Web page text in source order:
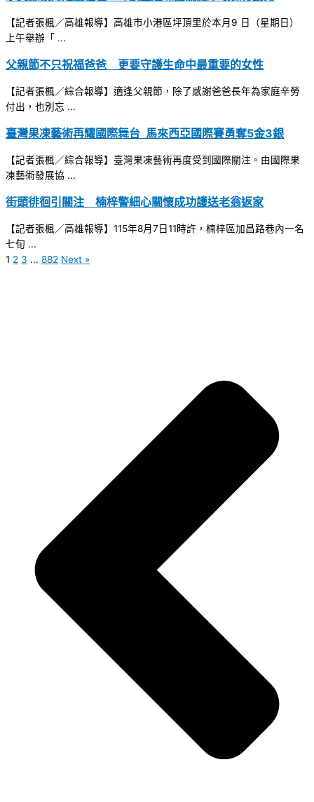
【記者張楓／高雄報導】高雄市小港區坪頂里於本月9 日（星期日）
上午舉辦「 ...
父親節不只祝福爸爸 更要守護生命中最重要的女性
【記者張楓／綜合報導】適逢父親節，除了感謝爸爸長年為家庭辛勞
付出，也別忘 ...
臺灣果凍藝術再耀國際舞台 馬來西亞國際賽勇奪5金3銀
【記者張楓／綜合報導】臺灣果凍藝術再度受到國際關注。由國際果
凍藝術發展協 ...
街頭徘徊引關注 楠梓警細心關懷成功護送老翁返家
【記者張楓／高雄報導】115年8月7日11時許，楠梓區加昌路巷內一名
七旬 ...
1 2 3 ... 882 Next »